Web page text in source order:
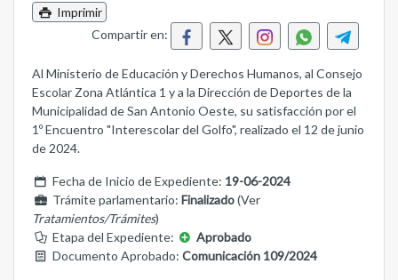
Imprimir
Compartir en:
Al Ministerio de Educación y Derechos Humanos, al Consejo
Escolar Zona Atlántica 1 y a la Dirección de Deportes de la
Municipalidad de San Antonio Oeste, su satisfacción por el
1º Encuentro "Interescolar del Golfo", realizado el 12 de junio
de 2024.
Fecha de Inicio de Expediente: 19-06-2024
Trámite parlamentario: Finalizado(Ver
Tratamientos/Trámites)
Etapa del Expediente:
Aprobado
Documento Aprobado: Comunicación 109/2024